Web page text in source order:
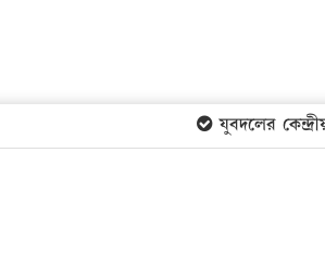
যুবদলের কেন্দ্রীয়